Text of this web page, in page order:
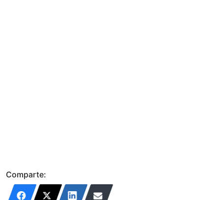
Comparte: